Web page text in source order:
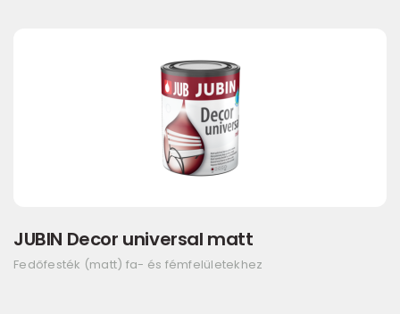
JUBIN Decor universal matt
Fedőfesték (matt) fa- és fémfelületekhez